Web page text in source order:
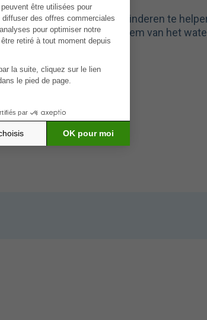
Ze zijn ideaal om kinderen te
die weer naar de bodem van het